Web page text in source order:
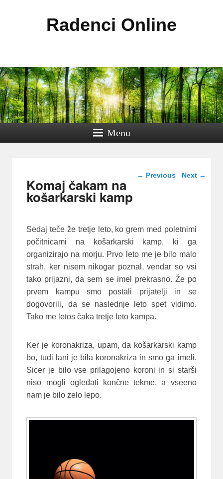
Radenci Online
Menu
Post navigation
← Previous Next →
Komaj čakam na
košarkarski kamp
Sedaj teče že tretje leto, ko grem med poletnimi
počitnicami na košarkarski kamp, ki ga
organizirajo na morju. Prvo leto me je bilo malo
strah, ker nisem nikogar poznal, vendar so vsi
tako prijazni, da sem se imel prekrasno. Že po
prvem kampu smo postali prijatelji in se
dogovorili, da se naslednje leto spet vidimo.
Tako me letos čaka tretje leto kampa.
Ker je koronakriza, upam, da košarkarski kamp
bo, tudi lani je bila koronakriza in smo ga imeli.
Sicer je bilo vse prilagojeno koroni in si starši
niso mogli ogledati končne tekme, a vseeno
nam je bilo zelo lepo.